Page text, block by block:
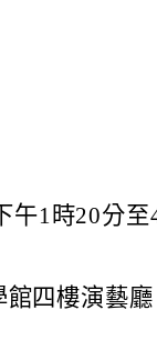
午1時20分至
館四樓演藝廳